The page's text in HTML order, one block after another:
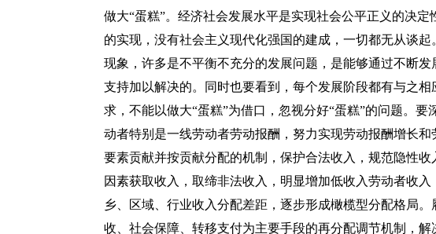
做大“蛋糕”。经济社会发展水平是实现社会公平正义的决
的实现，没有社会主义现代化强国的建成，一切都无从谈
现象，许多是不平衡不充分的发展问题，是能够通过不断
支持加以解决的。同时也要看到，每个发展阶段都有与之
求，不能以做大“蛋糕”为借口，忽视分好“蛋糕”的问题。
动者特别是一线劳动者劳动报酬，努力实现劳动报酬增长
要素贡献并按贡献分配的机制，保护合法收入，规范隐性
因素获取收入，取缔非法收入，明显增加低收入劳动者收
乡、区域、行业收入分配差距，逐步形成橄榄型分配格局
收、社会保障、转移支付为主要手段的再分配调节机制，